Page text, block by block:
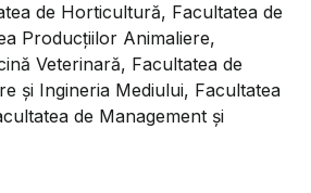
de Horticultură, Facultatea de
Producțiilor Animaliere,
Veterinară, Facultatea de
și Ingineria Mediului, Facultatea
de Management și